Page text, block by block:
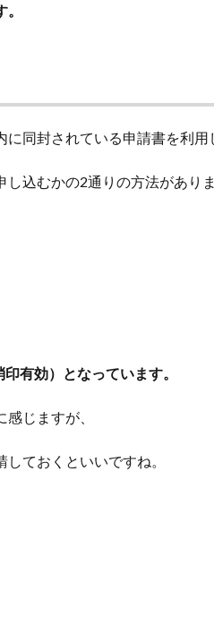
同封されている申請書を利用
込むかの2通りの方法がありま
有効）となっています。
じますが、
ておくといいですね。